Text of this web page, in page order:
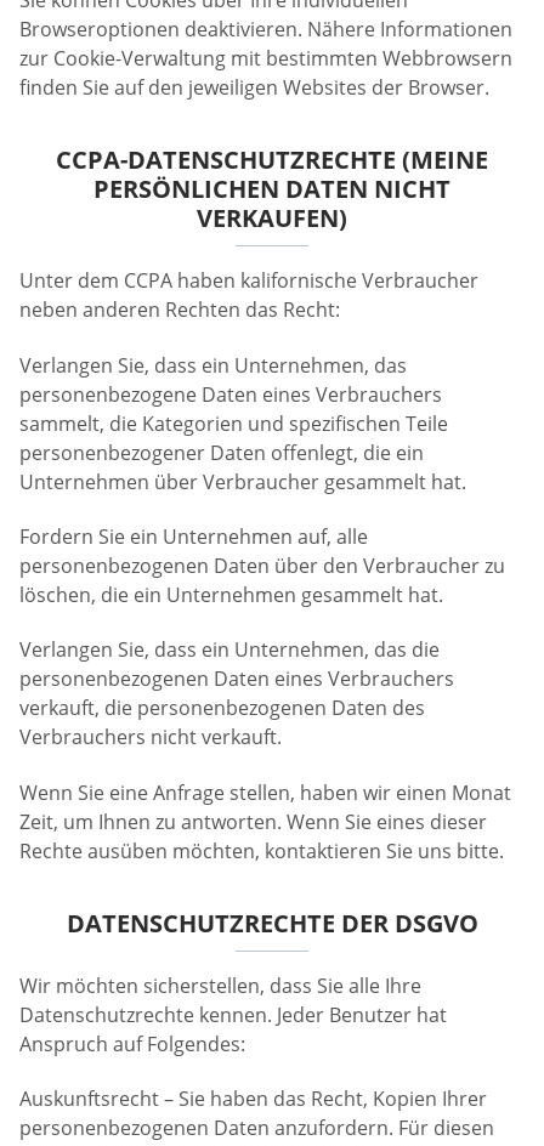
Browseroptionen deaktivieren. Nähere Informationen
zur Cookie-Verwaltung mit bestimmten Webbrowsern
finden Sie auf den jeweiligen Websites der Browser.
CCPA-DATENSCHUTZRECHTE (MEINE
PERSÖNLICHEN DATEN NICHT
VERKAUFEN)
Unter dem CCPA haben kalifornische Verbraucher
neben anderen Rechten das Recht:
Verlangen Sie, dass ein Unternehmen, das
personenbezogene Daten eines Verbrauchers
sammelt, die Kategorien und spezifischen Teile
personenbezogener Daten offenlegt, die ein
Unternehmen über Verbraucher gesammelt hat.
Fordern Sie ein Unternehmen auf, alle
personenbezogenen Daten über den Verbraucher zu
löschen, die ein Unternehmen gesammelt hat.
Verlangen Sie, dass ein Unternehmen, das die
personenbezogenen Daten eines Verbrauchers
verkauft, die personenbezogenen Daten des
Verbrauchers nicht verkauft.
Wenn Sie eine Anfrage stellen, haben wir einen Monat
Zeit, um Ihnen zu antworten. Wenn Sie eines dieser
Rechte ausüben möchten, kontaktieren Sie uns bitte.
DATENSCHUTZRECHTE DER DSGVO
Wir möchten sicherstellen, dass Sie alle Ihre
Datenschutzrechte kennen. Jeder Benutzer hat
Anspruch auf Folgendes:
Auskunftsrecht – Sie haben das Recht, Kopien Ihrer
personenbezogenen Daten anzufordern. Für diesen